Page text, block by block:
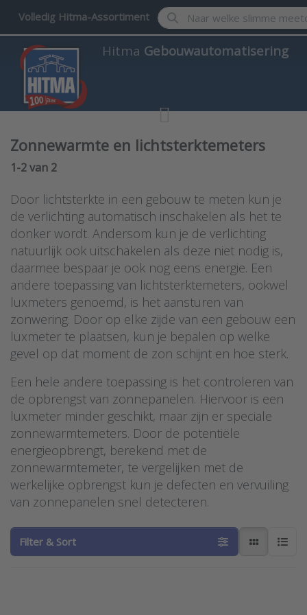
Volledig Hitma-Assortiment Enter a search term.
Hitma Gebouwautomatisering
Zonnewarmte en lichtsterktemeters
Search results:
1-2van 2
Door lichtsterkte in een gebouw te meten kun je
de verlichting automatisch inschakelen als het te
donker wordt. Andersom kun je de verlichting
natuurlijk ook uitschakelen als deze niet nodig is,
daarmee bespaar je ook nog eens energie. Een
andere toepassing van lichtsterktemeters, ookwel
luxmeters genoemd, is het aansturen van
zonwering. Door op elke zijde van een gebouw een
luxmeter te plaatsen, kun je bepalen op welke
gevel op dat moment de zon schijnt en hoe sterk.
Een hele andere toepassing is het controleren van
de opbrengst van zonnepanelen. Hiervoor is een
luxmeter minder geschikt, maar zijn er speciale
zonnewarmtemeters. Door de potentiële
energieopbrengt, berekend met de
zonnewarmtemeter, te vergelijken met de
werkelijke opbrengst kun je defecten en vervuiling
van zonnepanelen snel detecteren.
Filter & Sort